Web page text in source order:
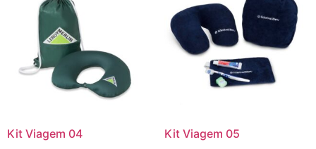
Kit Viagem 04 Kit Viagem 05